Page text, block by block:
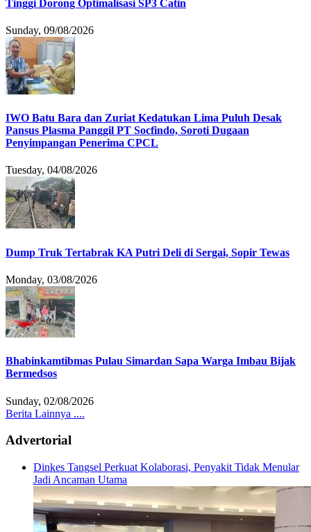
Tinggi Dorong Optimalisasi SP3 Catin
Sunday, 09/08/2026
IWO Batu Bara dan Zuriat Kedatukan Lima Puluh Desak
Pansus Plasma Panggil PT Socfindo, Soroti Dugaan
Penyimpangan Penerima CPCL
Tuesday, 04/08/2026
Dump Truk Tertabrak KA Putri Deli di Sergai, Sopir Tewas
Monday, 03/08/2026
Bhabinkamtibmas Pulau Simardan Sapa Warga Imbau Bijak
Bermedsos
Sunday, 02/08/2026
Berita Lainnya ....
Advertorial
Dinkes Tangsel Perkuat Kolaborasi, Penyakit Tidak Menular
Jadi Ancaman Utama